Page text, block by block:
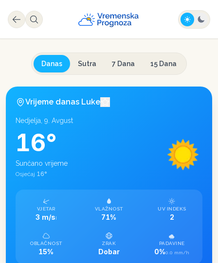
Danas Sutra 7 Dana 15 Dana
Vrijeme danas Luke
Nedjelja, 9. Avgust
16°
Sunčano vrijeme
Osjećaj 16°
VJETAR
3 m/sI
VLAŽNOST
71%
UV INDEKS
2
OBLAČNOST
15%
ZRAK
Dobar
PADAVINE
0%0.0 mm/h